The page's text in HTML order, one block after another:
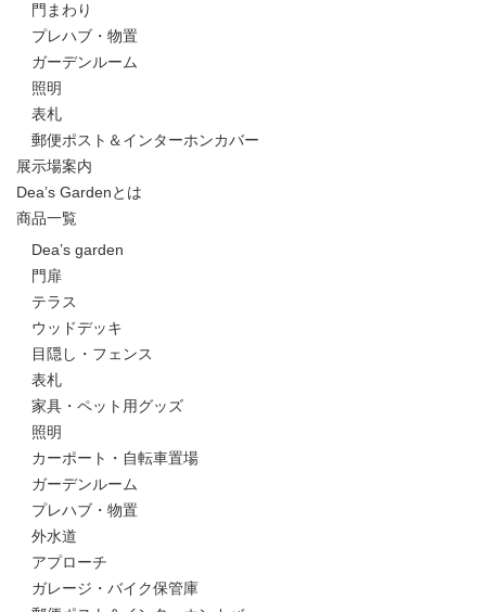
門まわり
プレハブ・物置
ガーデンルーム
照明
表札
郵便ポスト＆インターホンカバー
展示場案内
Dea’s Gardenとは
商品一覧
Dea’s garden
門扉
テラス
ウッドデッキ
目隠し・フェンス
表札
家具・ペット用グッズ
照明
カーポート・自転車置場
ガーデンルーム
プレハブ・物置
外水道
アプローチ
ガレージ・バイク保管庫